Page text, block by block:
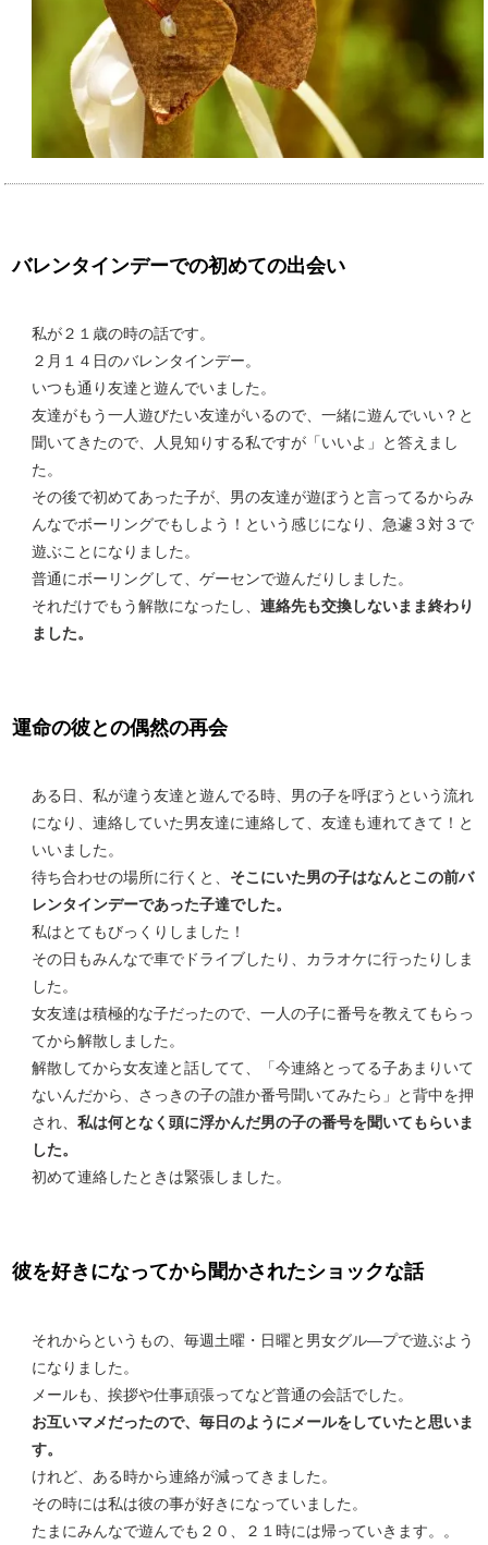
バレンタインデーでの初めての出会い
私が２１歳の時の話です。
２月１４日のバレンタインデー。
いつも通り友達と遊んでいました。
友達がもう一人遊びたい友達がいるので、一緒に遊んでいい？と
聞いてきたので、人見知りする私ですが「いいよ」と答えまし
た。
その後で初めてあった子が、男の友達が遊ぼうと言ってるからみ
んなでボーリングでもしよう！という感じになり、急遽３対３で
遊ぶことになりました。
普通にボーリングして、ゲーセンで遊んだりしました。
それだけでもう解散になったし、 連絡先も交換しないまま終わり
ました。
運命の彼との偶然の再会
ある日、私が違う友達と遊んでる時、男の子を呼ぼうという流れ
になり、連絡していた男友達に連絡して、友達も連れてきて！と
いいました。
待ち合わせの場所に行くと、 そこにいた男の子はなんとこの前バ
レンタインデーであった子達でした。
私はとてもびっくりしました！
その日もみんなで車でドライブしたり、カラオケに行ったりしま
した。
女友達は積極的な子だったので、一人の子に番号を教えてもらっ
てから解散しました。
解散してから女友達と話してて、「今連絡とってる子あまりいて
ないんだから、さっきの子の誰か番号聞いてみたら」と背中を押
され、 私は何となく頭に浮かんだ男の子の番号を聞いてもらいま
した。
初めて連絡したときは緊張しました。
彼を好きになってから聞かされたショックな話
それからというもの、毎週土曜・日曜と男女グル―プで遊ぶよう
になりました。
メールも、挨拶や仕事頑張ってなど普通の会話でした。
お互いマメだったので、毎日のようにメールをしていたと思いま
す。
けれど、ある時から連絡が減ってきました。
その時には私は彼の事が好きになっていました。
たまにみんなで遊んでも２０、２１時には帰っていきます。。